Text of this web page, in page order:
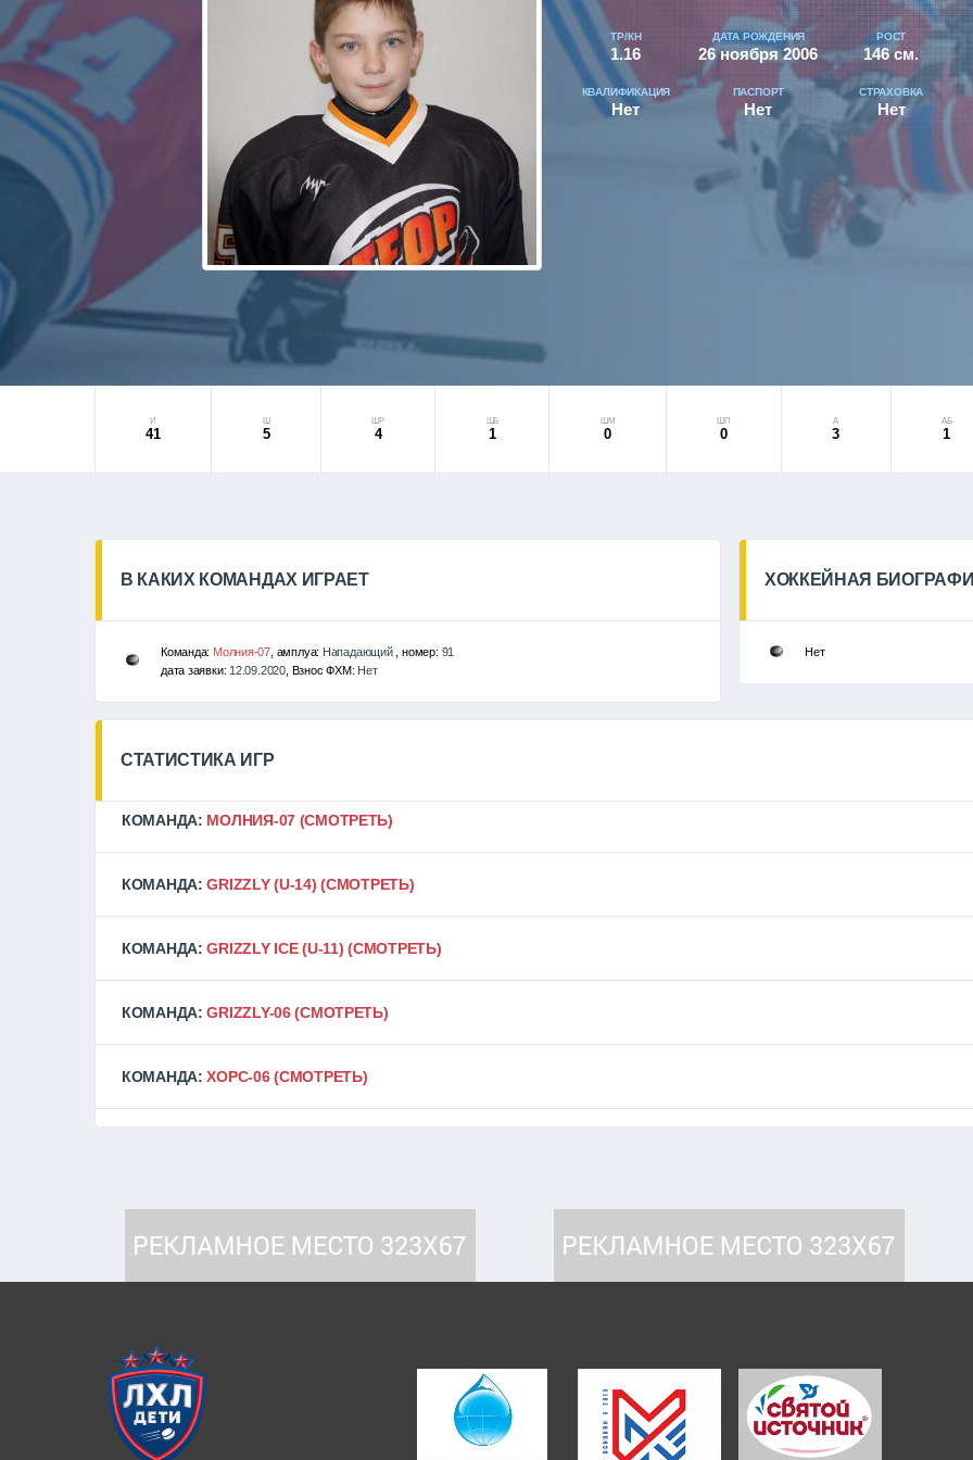
ТР/КН
1.16
ДАТА РОЖДЕНИЯ
26 ноября 2006
РОСТ
146 см.
КВАЛИФИКАЦИЯ
Нет
ПАСПОРТ
Нет
СТРАХОВКА
Нет
И
41
Ш
5
ШР
4
ШБ
1
ШМ
0
ШП
0
А
3
АБ
1
В КАКИХ КОМАНДАХ ИГРАЕТ
Команда: Молния-07 , амплуа: Нападающий, номер: 91
дата заявки: 12.09.2020, Взнос ФХМ: Нет
ХОККЕЙНАЯ
Нет
СТАТИСТИКА ИГР
КОМАНДА: МОЛНИЯ-07 (СМОТРЕТЬ)
КОМАНДА:GRIZZLY (U-14) (СМОТРЕТЬ)
КОМАНДА:GRIZZLY ICE (U-11) (СМОТРЕТЬ)
КОМАНДА:GRIZZLY-06 (СМОТРЕТЬ)
КОМАНДА:ХОРС-06 (СМОТРЕТЬ)